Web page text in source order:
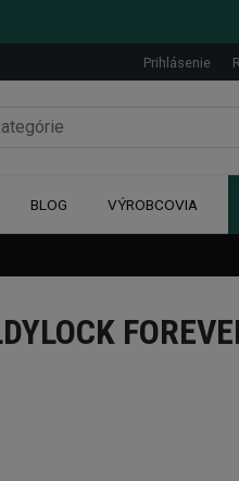
Prihlásenie
BLOG VÝROBCOVIA